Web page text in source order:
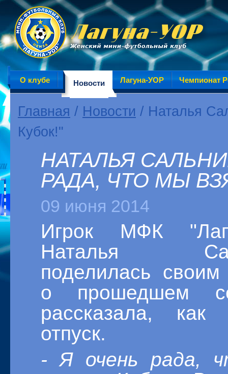
О клубе Новости Лагуна-УОР Чемпионат
Главная / Новости / Наталья
Кубок!"
НАТАЛЬЯ
РАДА, ЧТО МЫ
09 июня 2014
Игрок МФК
Наталья
поделилась
о прошедшем
рассказала, как
отпуск.
- Я очень рада,